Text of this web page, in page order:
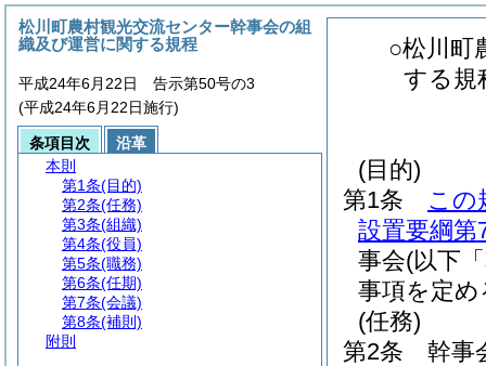
○松川町
する規
(目的)
第1条
この
設置要綱第
事会(以下
事項を定め
(任務)
第2条
幹事
松川町農村観光交流センター幹事会の組
織及び運営に関する規程
平成24年6月22日 告示第50号の3
(平成24年6月22日施行)
条項目次
沿革
本則
第1条(目的)
第2条(任務)
第3条(組織)
第4条(役員)
第5条(職務)
第6条(任期)
第7条(会議)
第8条(補則)
附則